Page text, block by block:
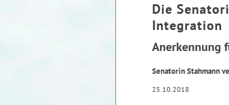
Die
Integration
Anerkennung
Senatorin Stahmann
25.10.2018